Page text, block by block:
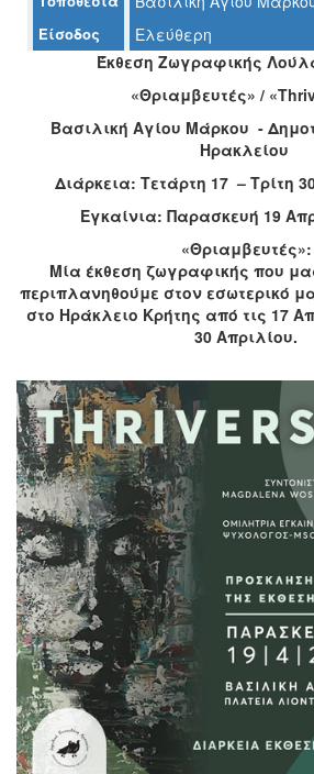
ΤΟΠΟΣ
ΜΑΣ
ΔΗΜΟΣ
ΑΝΘΕΚΤΙΚΗ
Είσοδος
Ελεύθερη
Έκθεση Ζωγραφικής
«Θριαμβευτές» /
Βασιλική Αγίου Μάρκου -
Ηρακλείου
Διάρκεια: Τετάρτη 17 – Τρίτη
Εγκαίνια: Παρασκευή 19
«Θριαμβευτές»:
Μία έκθεση ζωγραφικής που
περιπλανηθούμε στον εσωτερικό
στο Ηράκλειο Κρήτης από τις 17
30 Απριλίου.